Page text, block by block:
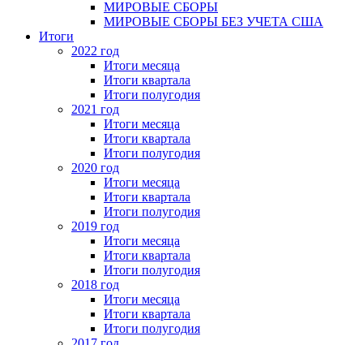
МИРОВЫЕ СБОРЫ
МИРОВЫЕ СБОРЫ БЕЗ УЧЕТА США
Итоги
2022 год
Итоги месяца
Итоги квартала
Итоги полугодия
2021 год
Итоги месяца
Итоги квартала
Итоги полугодия
2020 год
Итоги месяца
Итоги квартала
Итоги полугодия
2019 год
Итоги месяца
Итоги квартала
Итоги полугодия
2018 год
Итоги месяца
Итоги квартала
Итоги полугодия